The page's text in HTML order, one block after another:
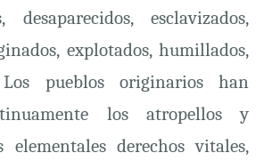
esclavizados,
explotados, humillados,
Los pueblos originarios han
los atropellos y
elementales derechos vitales,